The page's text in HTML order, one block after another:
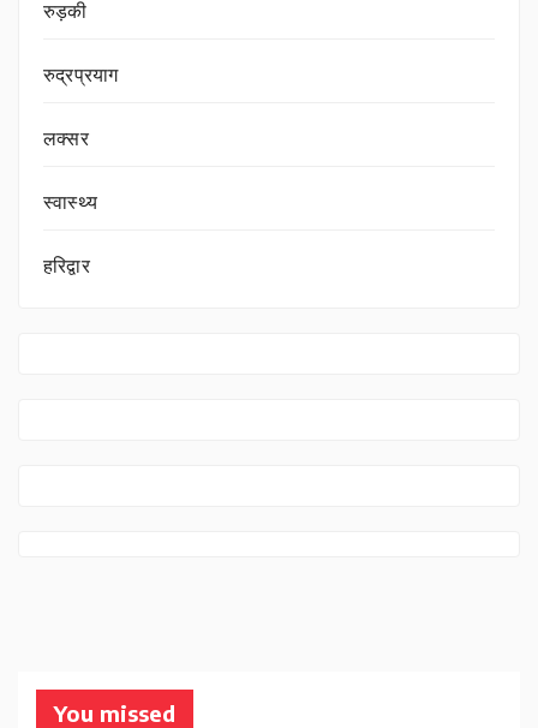
रुड़की
रुद्रप्रयाग
लक्सर
स्वास्थ्य
हरिद्वार
You missed